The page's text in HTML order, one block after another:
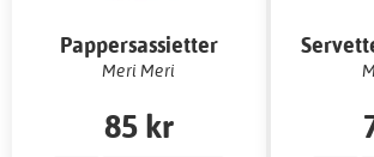
Pappersassietter
Flugsvamp
Meri Meri
85 kr